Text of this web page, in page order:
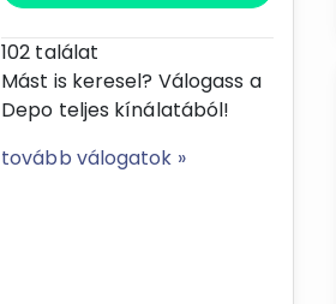
102 találat
Mást is keresel? Válogass a
Depo teljes kínálatából!
tovább válogatok »